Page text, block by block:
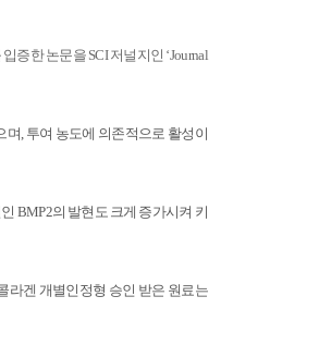
입증한 논문을SCI저널지인 ‘Journal
며, 투여 농도에 의존적으로 활성이
BMP2의 발현도 크게 증가시켜 키
라겐 개별인정형 승인 받은 원료는